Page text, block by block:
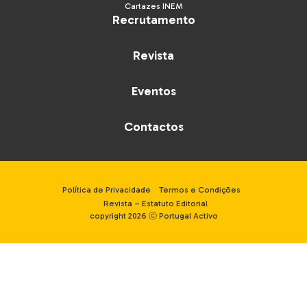
Cartazes INEM
Recrutamento
Revista
Eventos
Contactos
Política de Privacidade
Termos e Condições
Revista – Estatuto Editorial
copyright 2026 ⓒ Portugal Activo